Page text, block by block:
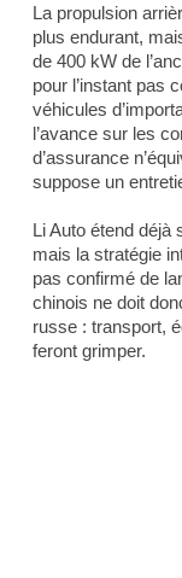
La propulsion
plus endurant,
de 400 kW de
pour l’instant pas
véhicules
l’avance sur les
d’assurance
suppose un
Li Auto étend déjà
mais la stratégie
pas confirmé de
chinois ne doit
russe : transport,
feront grimper.